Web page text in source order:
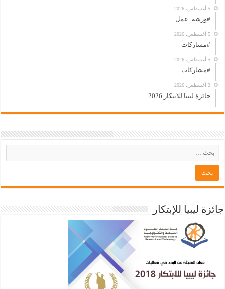
5 أغسطس، 2026
#ورشة_عمل
5 أغسطس، 2026
#مشاركات
5 أغسطس، 2026
#مشاركات
2 أغسطس، 2026
جائزة ليبيا للابتكار 2026
جائزة ليبيا للإبتكار